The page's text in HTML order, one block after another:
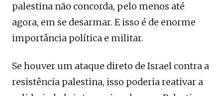
palestina não concorda, pelo menos até
agora, em se desarmar. E isso é de enorme
importância política e militar.
Se houver um ataque direto de Israel contra a
resistência palestina, isso poderia reativar a